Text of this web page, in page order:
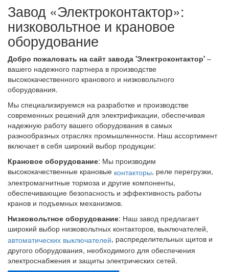
Завод «Электроконтактор»:
низковольтное и крановое
оборудование
Добро пожаловать на сайт завода 'Электроконтактор' –
вашего надежного партнера в производстве
высококачественного кранового и низковольтного
оборудования.
Мы специализируемся на разработке и производстве
современных решений для электрификации, обеспечивая
надежную работу вашего оборудования в самых
разнообразных отраслях промышленности. Наш ассортимент
включает в себя широкий выбор продукции:
Крановое оборудование: Мы производим
высококачественные крановые контакторы, реле перегрузки,
электромагнитные тормоза и другие компоненты,
обеспечивающие безопасность и эффективность работы
кранов и подъемных механизмов.
Низковольтное оборудование: Наш завод предлагает
широкий выбор низковольтных контакторов, выключателей,
автоматических выключателей, распределительных щитов и
другого оборудования, необходимого для обеспечения
электроснабжения и защиты электрических сетей.